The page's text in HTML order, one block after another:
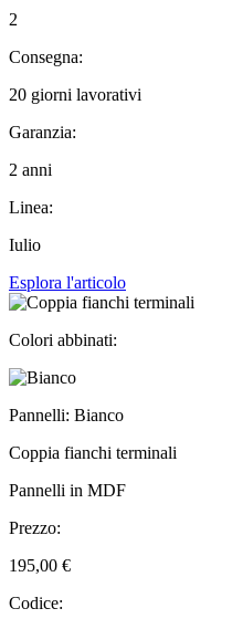
2
Consegna:
20 giorni lavorativi
Garanzia:
2 anni
Linea:
Iulio
Esplora l'articolo
Colori abbinati:
Pannelli: Bianco
Coppia fianchi terminali
Pannelli in MDF
Prezzo:
195,00 €
Codice: